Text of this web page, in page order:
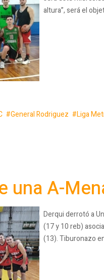
altura”, será el
General Rodriguez Liga
una A-
Derqui derrotó a
(17 y 10 reb)
(13). Tiburonazo